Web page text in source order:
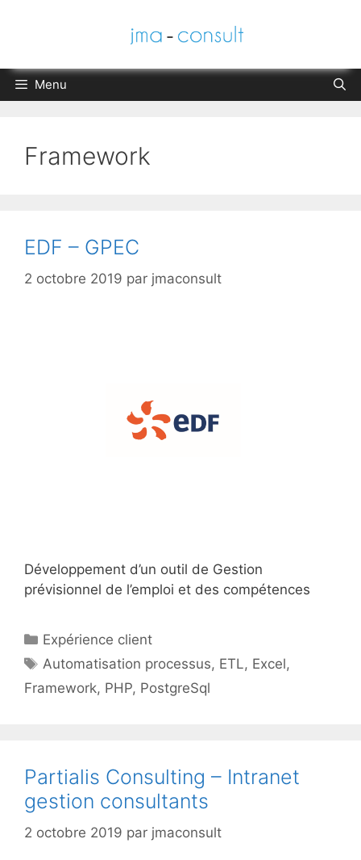
Menu
Framework
EDF – GPEC
2 octobre 2019 par jmaconsult
Développement d’un outil de Gestion
prévisionnel de l’emploi et des compétences
Catégories
Expérience client
Étiquettes
Automatisation processus, ETL, Excel,
Framework, PHP, PostgreSql
Partialis Consulting – Intranet
gestion consultants
2 octobre 2019 par jmaconsult